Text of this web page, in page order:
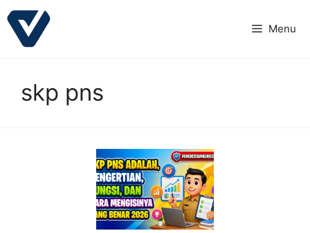
Langsung
ke
Menu
skp pns